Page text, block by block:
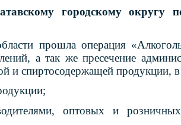
городскому округу
прошла операция
а так же пресечение
и спиртосодержащей продукции,
оптовых и розничных